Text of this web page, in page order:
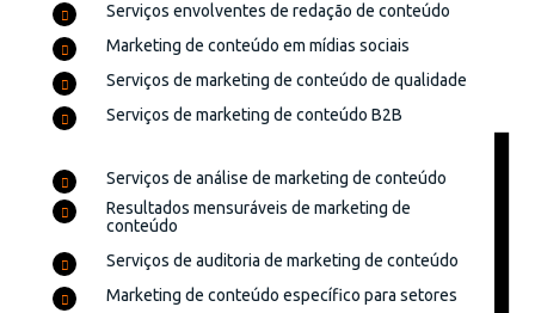
Serviços envolventes de redação de conteúdo
Marketing de conteúdo em mídias sociais
Serviços de marketing de conteúdo de qualidade
Serviços de marketing de conteúdo B2B
Serviços de análise de marketing de conteúdo
Resultados mensuráveis de marketing de
conteúdo
Serviços de auditoria de marketing de conteúdo
Marketing de conteúdo específico para setores